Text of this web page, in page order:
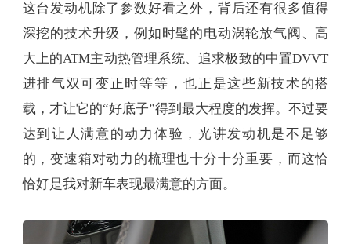
这台发动机除了参数好看之外，背后还有很多值得
深挖的技术升级，例如时髦的电动涡轮放气阀、高
大上的ATM主动热管理系统、追求极致的中置DVVT
进排气双可变正时等等，也正是这些新技术的搭
载，才让它的“好底子”得到最大程度的发挥。不过要
达到让人满意的动力体验，光讲发动机是不足够
的，变速箱对动力的梳理也十分十分重要，而这恰
恰好是我对新车表现最满意的方面。